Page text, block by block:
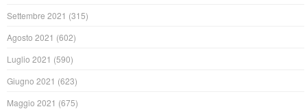
Settembre 2021 (315)
Agosto 2021 (602)
Luglio 2021 (590)
Giugno 2021 (623)
Maggio 2021 (675)